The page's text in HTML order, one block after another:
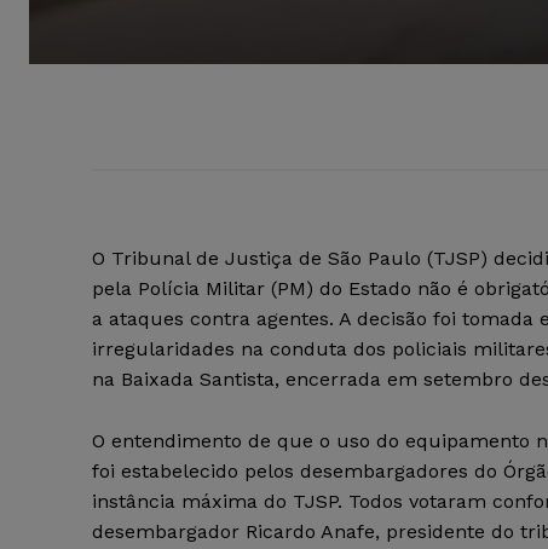
O Tribunal de Justiça de São Paulo (TJSP)
pela Polícia Militar (PM) do Estado não é
a ataques contra agentes. A decisão foi
irregularidades na conduta dos policiais
na Baixada Santista, encerrada em setembro
O entendimento de que o uso do equipamento
foi estabelecido pelos desembargadores do
instância máxima do TJSP. Todos votaram
desembargador Ricardo Anafe, presidente do